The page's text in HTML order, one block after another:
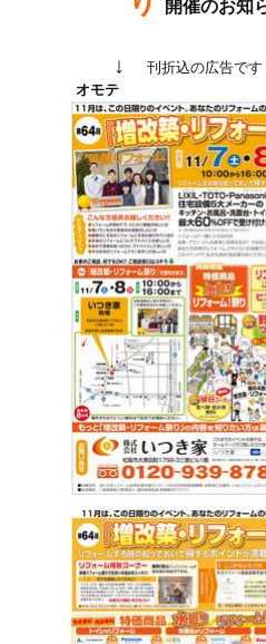
開催のお知
↓ 刊折込の広告で
オモテ